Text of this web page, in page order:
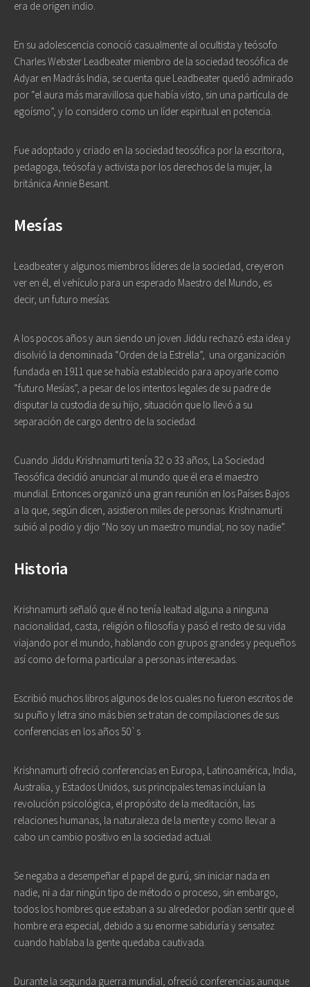
era de origen indio.
En su adolescencia conoció casualmente al ocultista y teósofo
Charles Webster Leadbeater miembro de la sociedad teosófica de
Adyar en Madrás India, se cuenta que Leadbeater quedó admirado
por “el aura más maravillosa que había visto, sin una partícula de
egoísmo”, y lo considero como un líder espiritual en potencia.
Fue adoptado y criado en la sociedad teosófica por la escritora,
pedagoga, teósofa y activista por los derechos de la mujer, la
británica Annie Besant.
Mesías
Leadbeater y algunos miembros líderes de la sociedad, creyeron
ver en él, el vehículo para un esperado Maestro del Mundo, es
decir, un futuro mesías.
A los pocos años y aun siendo un joven Jiddu rechazó esta idea y
disolvió la denominada “Orden de la Estrella”, una organización
fundada en 1911 que se había establecido para apoyarle como
“futuro Mesías”, a pesar de los intentos legales de su padre de
disputar la custodia de su hijo, situación que lo llevó a su
separación de cargo dentro de la sociedad.
Cuando Jiddu Krishnamurti tenía 32 o 33 años, La Sociedad
Teosófica decidió anunciar al mundo que él era el maestro
mundial. Entonces organizó una gran reunión en los Países Bajos
a la que, según dicen, asistieron miles de personas. Krishnamurti
subió al podio y dijo “No soy un maestro mundial; no soy nadie”.
Historia
Krishnamurti señaló que él no tenía lealtad alguna a ninguna
nacionalidad, casta, religión o filosofía y pasó el resto de su vida
viajando por el mundo, hablando con grupos grandes y pequeños
así como de forma particular a personas interesadas.
Escribió muchos libros algunos de los cuales no fueron escritos de
su puño y letra sino más bien se tratan de compilaciones de sus
conferencias en los años 50`s
Krishnamurti ofreció conferencias en Europa, Latinoamérica, India,
Australia, y Estados Unidos, sus principales temas incluían la
revolución psicológica, el propósito de la meditación, las
relaciones humanas, la naturaleza de la mente y como llevar a
cabo un cambio positivo en la sociedad actual.
Se negaba a desempeñar el papel de gurú, sin iniciar nada en
nadie, ni a dar ningún tipo de método o proceso, sin embargo,
todos los hombres que estaban a su alrededor podían sentir que el
hombre era especial, debido a su enorme sabiduría y sensatez
cuando hablaba la gente quedaba cautivada.
Durante la segunda guerra mundial, ofreció conferencias aunque